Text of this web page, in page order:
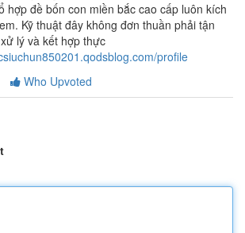
hợp đề bốn con miền bắc cao cấp luôn kích
Kỹ thuật đây không đơn thuần phải tận
lý và kết hợp thực
profile
Who Upvoted